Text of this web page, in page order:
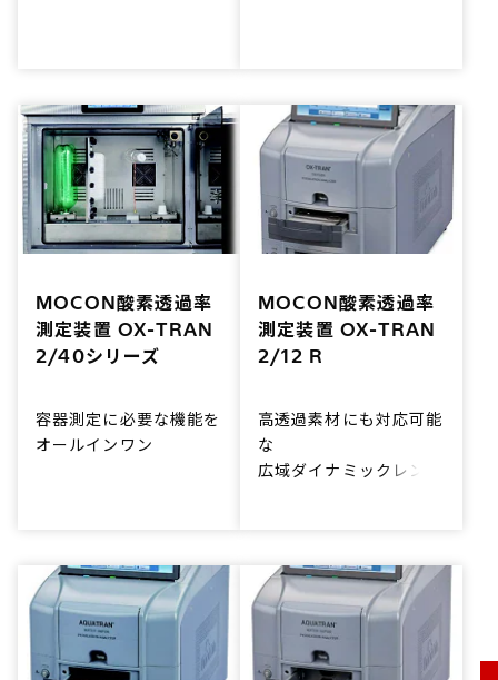
応できます。
MOCON酸素透過率
測定装置 OX-TRAN
2/40シリーズ
容器測定に必要な機能を
オールインワン
測定ができます。
MOCON酸素透過率
測定装置 OX-TRAN
2/12 R
高透過素材にも対応可能
な
広域ダイナミックレンジ
に実現します。